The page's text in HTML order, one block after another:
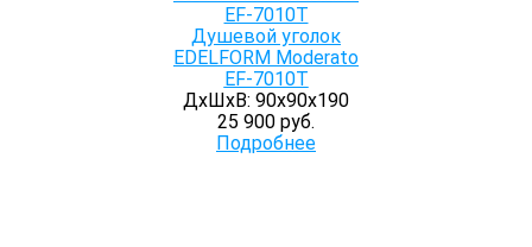
Душевой уголок
EDELFORM Moderato
EF-7010T
ДхШхВ: 90х90х190
25 900 руб.
Подробнее